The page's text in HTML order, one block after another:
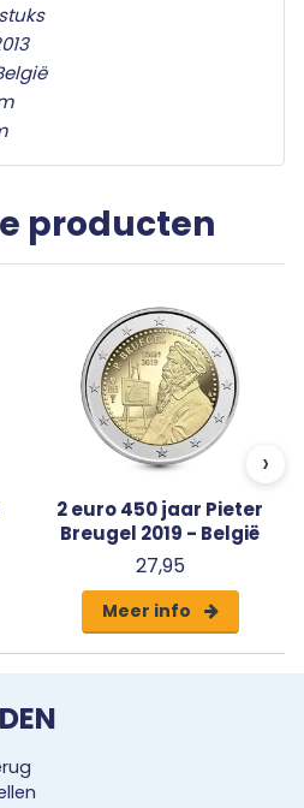
geleverd in beschermende
certificaat van
producten
2 euro 450 jaar Pieter
Breugel 2019 - België
27,95
Meer info
›